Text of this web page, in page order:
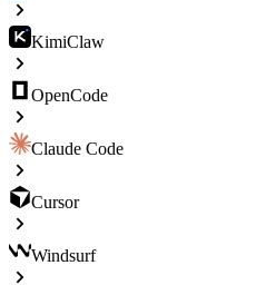
KimiClaw
OpenCode
Claude Code
Cursor
Windsurf